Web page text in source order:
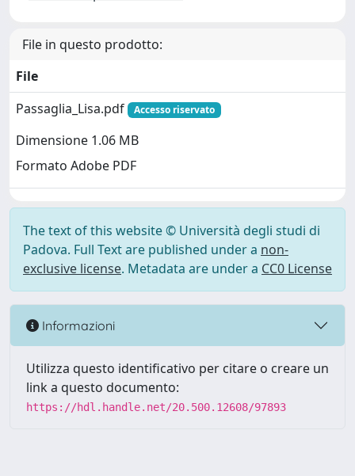
File in questo prodotto:
File
Passaglia_Lisa.pdf
Accesso riservato
Dimensione 1.06 MB
Formato Adobe PDF
The text of this website © Università degli studi di
Padova. Full Text are published under a non-
exclusive license. Metadata are under a CC0 License
Informazioni
Utilizza questo identificativo per citare o creare un
link a questo documento:
https://hdl.handle.net/20.500.12608/97893